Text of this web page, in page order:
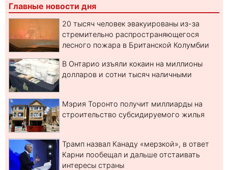
Главные новости дня
20 тысяч человек эвакуированы из-за
стремительно распространяющегося
лесного пожара в Британской Колумбии
В Онтарио изъяли кокаин на миллионы
долларов и сотни тысяч наличными
Мэрия Торонто получит миллиарды на
строительство субсидируемого жилья
Трамп назвал Канаду «мерзкой», в ответ
Карни пообещал и дальше отстаивать
интересы страны